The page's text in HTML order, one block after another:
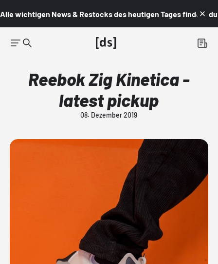
Alle wichtigen News & Restocks des heutigen Tages findest du
Reebok Zig Kinetica -
latest pickup
08. Dezember 2019